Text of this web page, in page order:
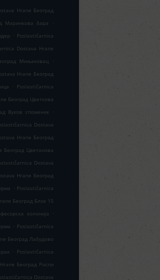
Hrane Београд
Маринкова бара
.
. Poslastičarnica
Dostava Hrane
Миљаковац
.
Hrane Београд
. Poslastičarnica
Београд Цветкова
Вуков споменик
.
Dostava
Hrane Београд
Београд Цветанова
Dostava
Hrane Београд
. Poslastičarnica
Београд Блок 15
колонија
.
. Poslastičarnica
Београд Лабудово
. Poslastičarnica
Београд Роспи
Dostava